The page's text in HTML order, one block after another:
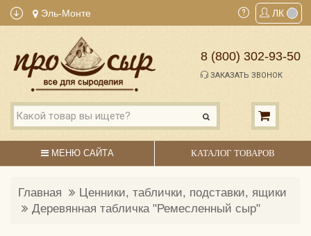
Эль-Монте ЛК
8 (800) 302-93-50
ЗАКАЗАТЬ ЗВОНОК
МЕНЮ САЙТА КАТАЛОГ ТОВАРОВ
Главная
Ценники, таблички, подставки, ящики
Деревянная табличка "Ремесленный сыр"